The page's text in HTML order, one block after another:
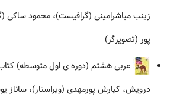
زینب مباشرامینی (گرافیست)، محمود ساکی
پور (تصویرگر)
عربی هشتم (دوره ی اول متوسطه)
درویش، کیارش پورمهدی (ویراستار)، ساناز